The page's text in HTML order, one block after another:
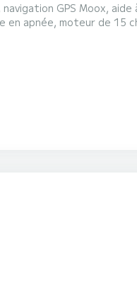
GPS Moox,
en apnée, moteur de 15
ni de skipper.